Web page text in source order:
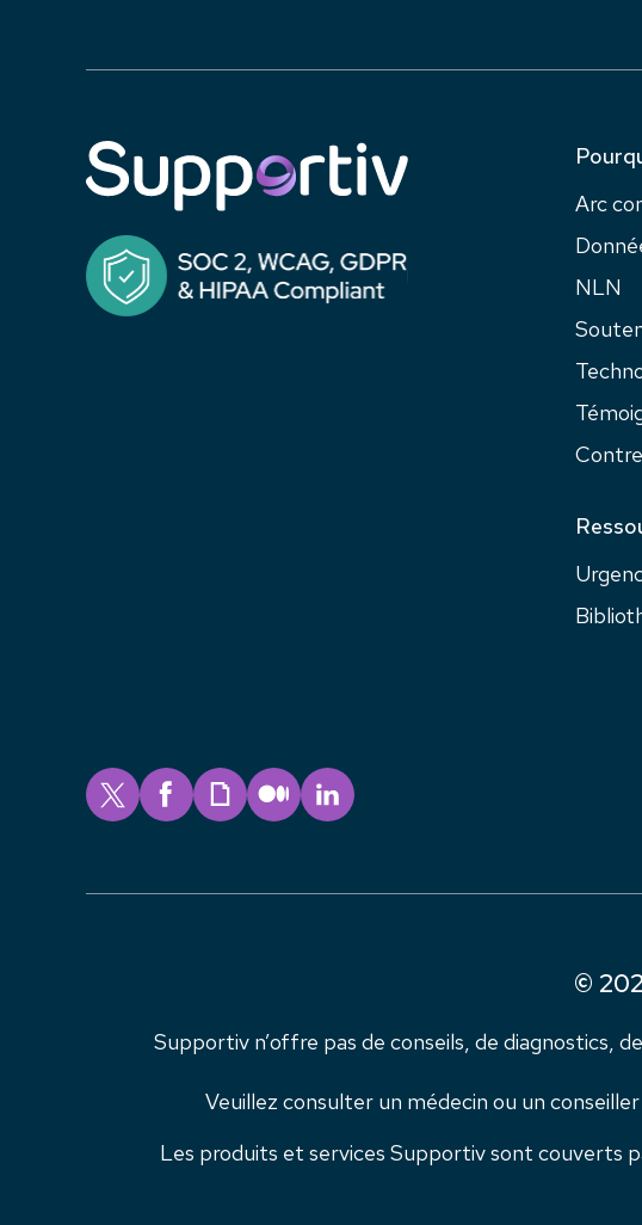
Arc
NLN
©
Supportiv n’offre pas de conseils, de diagnostics,
Veuillez consulter un médecin ou un
Les produits et services Supportiv sont couverts